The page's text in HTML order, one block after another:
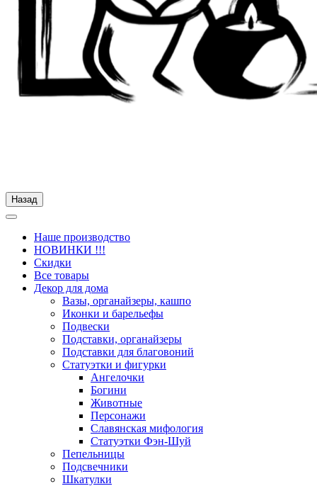
Назад
Наше производство
НОВИНКИ !!!
Скидки
Все товары
Декор для дома
Вазы, органайзеры, кашпо
Иконки и барельефы
Подвески
Подставки, органайзеры
Подставки для благовоний
Статуэтки и фигурки
Ангелочки
Богини
Животные
Персонажи
Славянская мифология
Статуэтки Фэн-Шуй
Пепельницы
Подсвечники
Шкатулки